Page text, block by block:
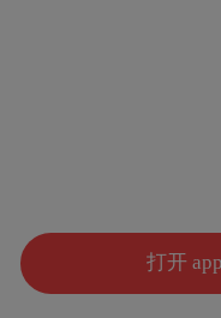
打开